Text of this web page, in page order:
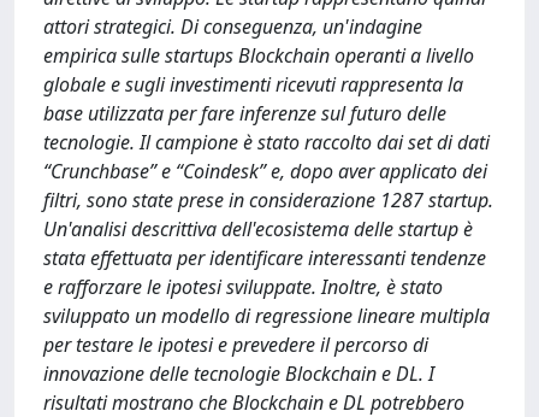
attori strategici. Di conseguenza, un'indagine
empirica sulle startups Blockchain operanti a livello
globale e sugli investimenti ricevuti rappresenta la
base utilizzata per fare inferenze sul futuro delle
tecnologie. Il campione è stato raccolto dai set di dati
“Crunchbase” e “Coindesk” e, dopo aver applicato dei
filtri, sono state prese in considerazione 1287 startup.
Un'analisi descrittiva dell'ecosistema delle startup è
stata effettuata per identificare interessanti tendenze
e rafforzare le ipotesi sviluppate. Inoltre, è stato
sviluppato un modello di regressione lineare multipla
per testare le ipotesi e prevedere il percorso di
innovazione delle tecnologie Blockchain e DL. I
risultati mostrano che Blockchain e DL potrebbero